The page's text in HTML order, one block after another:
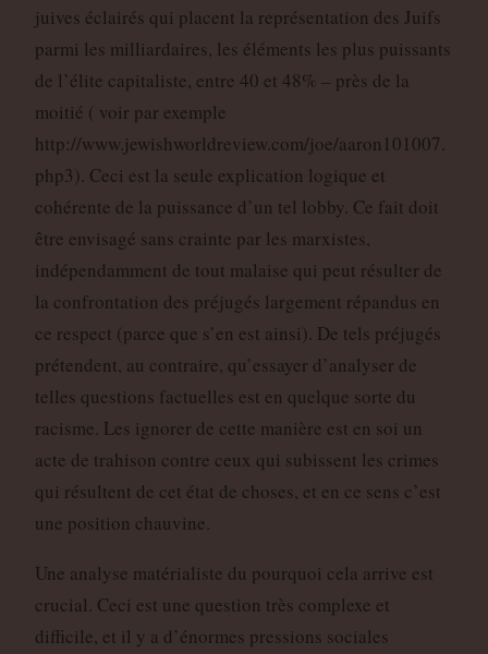
juives éclairés qui placent la représentation des Juifs
parmi les milliardaires, les éléments les plus puissants
de l’élite capitaliste, entre 40 et 48% – près de la
moitié ( voir par exemple
http://www.jewishworldreview.com/joe/aaron101007.
php3). Ceci est la seule explication logique et
cohérente de la puissance d’un tel lobby. Ce fait doit
être envisagé sans crainte par les marxistes,
indépendamment de tout malaise qui peut résulter de
la confrontation des préjugés largement répandus en
ce respect (parce que s’en est ainsi). De tels préjugés
prétendent, au contraire, qu’essayer d’analyser de
telles questions factuelles est en quelque sorte du
racisme. Les ignorer de cette manière est en soi un
acte de trahison contre ceux qui subissent les crimes
qui résultent de cet état de choses, et en ce sens c’est
une position chauvine.
Une analyse matérialiste du pourquoi cela arrive est
crucial. Ceci est une question très complexe et
difficile, et il y a d’énormes pressions sociales